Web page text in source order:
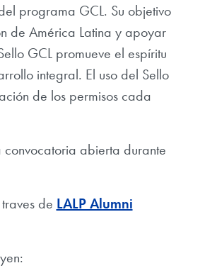
programa GCL. Su objetivo
de América Latina y apoyar
GCL promueve el espíritu
integral. El uso del Sello
de los permisos cada
convocatoria abierta durante
de LALP Alumni